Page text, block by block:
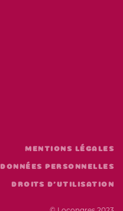
MENTIONS LÉGALES
DONNÉES PERSONNELLES
DROITS D'UTILISATION